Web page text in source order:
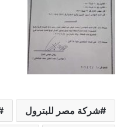
شركة مصر للبترول